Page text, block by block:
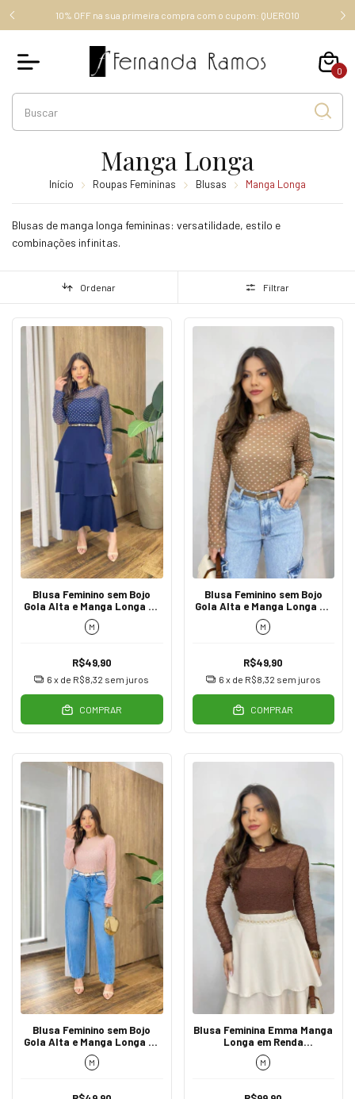
349,00, OUTROS ESTADOS.
0
Manga Longa
Início Roupas Femininas Blusas Manga Longa
Blusas de manga longa femininas: versatilidade, estilo e
combinações infinitas.
Ordenar Filtrar
Blusa Feminino sem Bojo
Gola Alta e Manga Longa de
Tule Poá Azul
M
R$49,90
6 x de R$8,32 sem juros
COMPRAR
Blusa Feminino sem Bojo
Gola Alta e Manga Longa de
Tule Poá
M
R$49,90
6 x de R$8,32 sem juros
COMPRAR
Blusa Feminino sem Bojo
Gola Alta e Manga Longa de
Tule Poá Rosa
M
Blusa Feminina Emma Manga
Longa em Renda
Transparente Marrom
M